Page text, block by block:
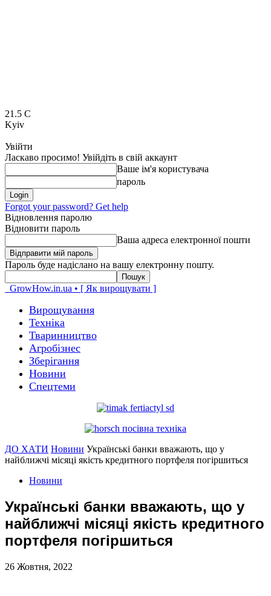
21.5 C
Kyiv
Увійти
Ласкаво просимо! Увійдіть в свій аккаунт
Ваше ім'я користувача
пароль
Forgot your password? Get help
Відновлення паролю
Відновити пароль
Ваша адреса електронної пошти
Пароль буде надіслано на вашу електронну пошту.
GrowHow.in.ua • [ Як вирощувати ]
Вирощування
Техніка
Тваринництво
Агробізнес
Зберігання
Новини
Спецтеми
ДО ХАТИ Новини Українські банки вважають, що у
найближчі місяці якість кредитного портфеля погіршиться
Новини
Українські банки вважають, що у
найближчі місяці якість кредитного
портфеля погіршиться
26 Жовтня, 2022